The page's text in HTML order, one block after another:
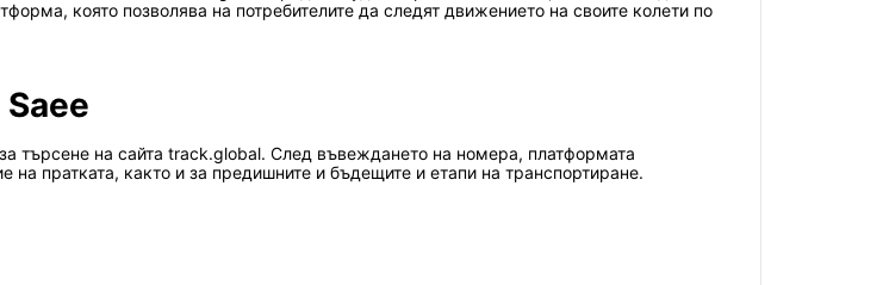
която позволява на потребителите да следят движението на своите колети по
търсене на сайта track.global. След въвеждането на номера, платформата
пратката, както и за предишните и бъдещите и етапи на транспортиране.